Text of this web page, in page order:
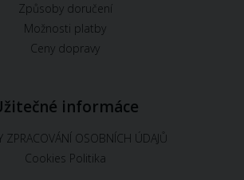
Způsoby doručení
Možnosti platby
Ceny dopravy
informáce
ZPRACOVÁNÍ OSOBNÍCH ÚDAJŮ
Cookies Politika